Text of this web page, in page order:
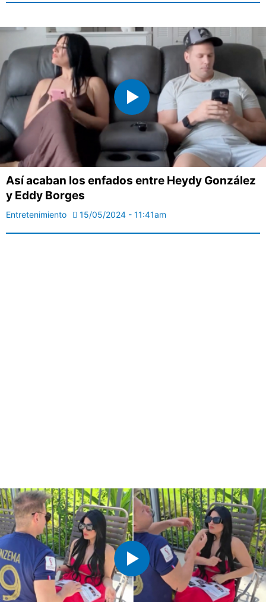
Así acaban los enfados entre Heydy González
y Eddy Borges
Entretenimiento 15/05/2024 - 11:41am